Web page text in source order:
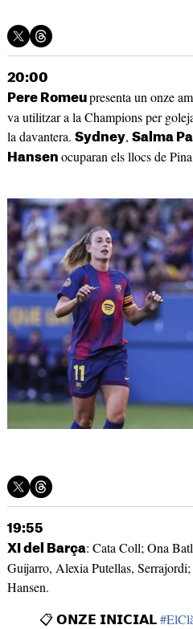
20:00
Pere Romeupresenta un onze
va utilitzar a la Champions per
la davantera. Sydney, Salma
Hansen ocuparan els llocs de
19:55
XI del Barça: Cata Coll; Ona
Guijarro, Alexia Putellas,
Hansen.
📋 𝗢𝗡𝗭𝗘 𝗜𝗡𝗜𝗖𝗜𝗔𝗟